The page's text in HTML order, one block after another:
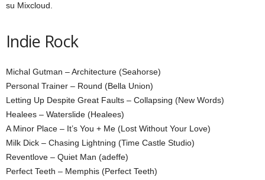
su Mixcloud.
Indie Rock
Michal Gutman – Architecture (Seahorse)
Personal Trainer – Round (Bella Union)
Letting Up Despite Great Faults – Collapsing (New Words)
Healees – Waterslide (Healees)
A Minor Place – It’s You + Me (Lost Without Your Love)
Milk Dick – Chasing Lightning (Time Castle Studio)
Reventlove – Quiet Man (adeffe)
Perfect Teeth – Memphis (Perfect Teeth)